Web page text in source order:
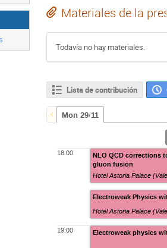
Materiales de la
Todavía no hay materiales.
Lista de contribución
Mon 29/11
18:00
19:00
NLO QCD corrections
gluon fusion
Hotel Astoria Palace
Electroweak Physics
Hotel Astoria Palace
Electroweak physics